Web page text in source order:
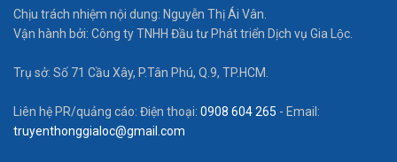
Chịu trách nhiệm nội dung: Nguyễn Thị Ái Vân.
Vận hành bởi: Công ty TNHH Đầu tư Phát triển Dịch vụ Gia Lộc.
Trụ sở: Số 71 Cầu Xây, P.Tân Phú, Q.9, TP.HCM.
Liên hệ PR/quảng cáo: Điện thoại: 0908 604 265 - Email:
truyenthonggialoc@gmail.com